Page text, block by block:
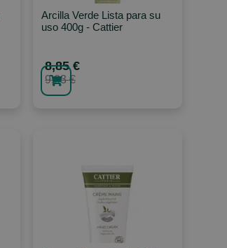
Arcilla Verde Lista para su
uso 400g - Cattier
8,85 €
9,83 €